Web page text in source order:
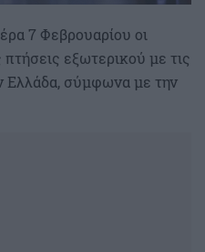
7 Φεβρουαρίου οι
πτήσεις εξωτερικού με τις
Ελλάδα, σύμφωνα με την